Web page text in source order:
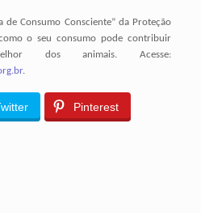
de Consumo Consciente” da Proteção
o seu consumo pode contribuir
dos animais. Acesse:
.
Pinterest